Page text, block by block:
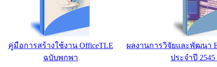
คู่มือการสร้างใช้งาน OfficeTLE
ฉบับพกพา
ผลงานการวิจัยและพัฒนา
ประจำปี 2545